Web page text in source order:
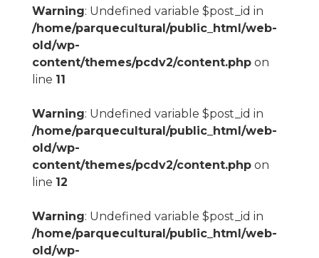
Warning: Undefined variable $post_id in
/home/parquecultural/public_html/web-
old/wp-
content/themes/pcdv2/content.phpon
line 11
Warning: Undefined variable $post_id in
/home/parquecultural/public_html/web-
old/wp-
content/themes/pcdv2/content.phpon
line 12
Warning: Undefined variable $post_id in
/home/parquecultural/public_html/web-
old/wp-